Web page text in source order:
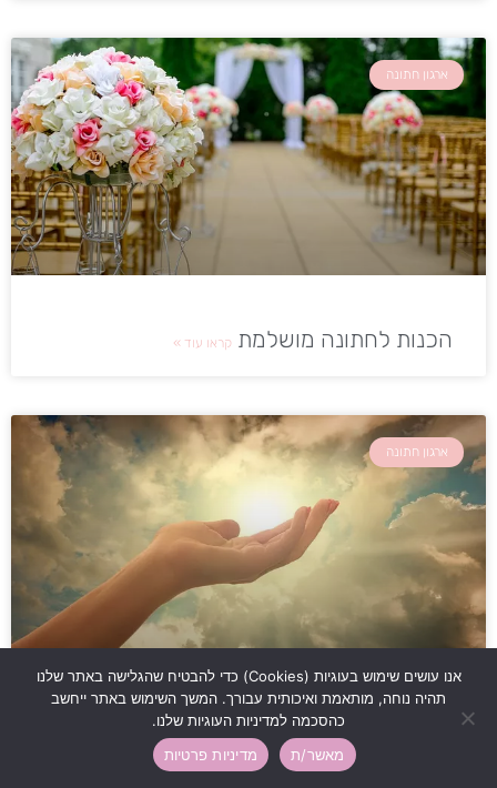
ארגון חתונה
הכנות לחתונה מושלמת קראו עוד »
ארגון חתונה
תפילה בקבר רבי מאיר בעל הנס לפני החתונה
אנו עושים שימוש בעוגיות (Cookies) כדי להבטיח שהגלישה באתר שלנו
תהיה נוחה, מותאמת ואיכותית עבורך. המשך השימוש באתר ייחשב
כהסכמה למדיניות העוגיות שלנו.
מאשר/ת
מדיניות פרטיות